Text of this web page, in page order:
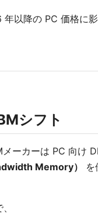
以降の PC 価格に
シフト
ーカーは PC 向け
Memory）